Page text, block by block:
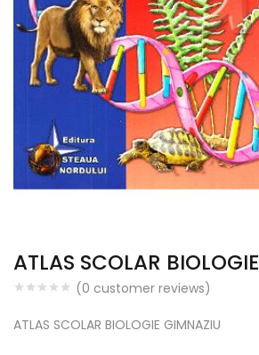
ATLAS SCOLAR
(0 customer reviews)
ATLAS SCOLAR BIOLOGIE GIMNAZIU